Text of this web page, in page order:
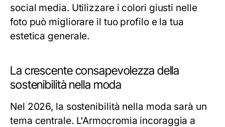
social media. Utilizzare i colori giusti nelle
foto può migliorare il tuo profilo e la tua
estetica generale.
La crescente consapevolezza della
sostenibilità nella moda
Nel 2026, la sostenibilità nella moda sarà un
tema centrale. L'Armocromia incoraggia a